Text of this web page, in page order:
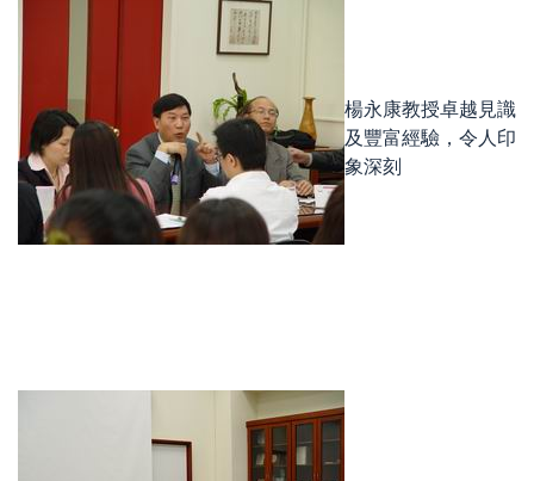
楊永康教授卓越見識
及豐富經驗，令人印
象深刻